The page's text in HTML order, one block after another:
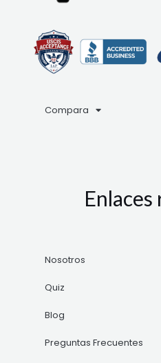
Compara
Enlaces
Nosotros
Quiz
Blog
Preguntas Frecuentes